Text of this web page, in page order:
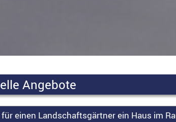
Angebote
für einen Landschaftsgärtner ein Haus im